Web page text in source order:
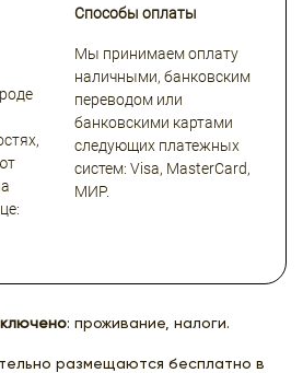
Способы оплаты
Мы принимаем оплату
наличными, банковским
переводом или
банковскими картами
следующих платежных
систем: Visa, MasterCard,
МИР.
: проживание, налоги.
размещаются бесплатно в